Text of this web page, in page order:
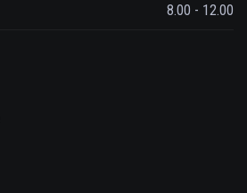
8.00 - 12.00